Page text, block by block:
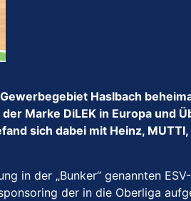
Haslbach
Marke DiLEK in Europa und
sich dabei mit Heinz, MUTTI,
in der „Bunker“ genannten
der in die Oberliga